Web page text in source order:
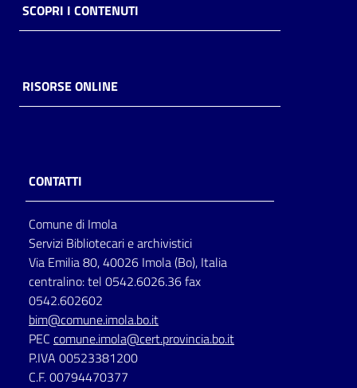
SCOPRI I CONTENUTI
RISORSE ONLINE
CONTATTI
Comune di Imola
Servizi Bibliotecari e archivistici
Via Emilia 80, 40026 Imola (Bo), Italia
centralino: tel 0542.6026.36 fax
0542.602602
bim@comune.imola.bo.it
PEC comune.imola@cert.provincia.bo.it
P.IVA 00523381200
C.F. 00794470377